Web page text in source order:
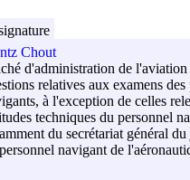
Chout
d'administration de
relatives aux examens des
à l'exception de celles
techniques du personnel
du secrétariat général
navigant de